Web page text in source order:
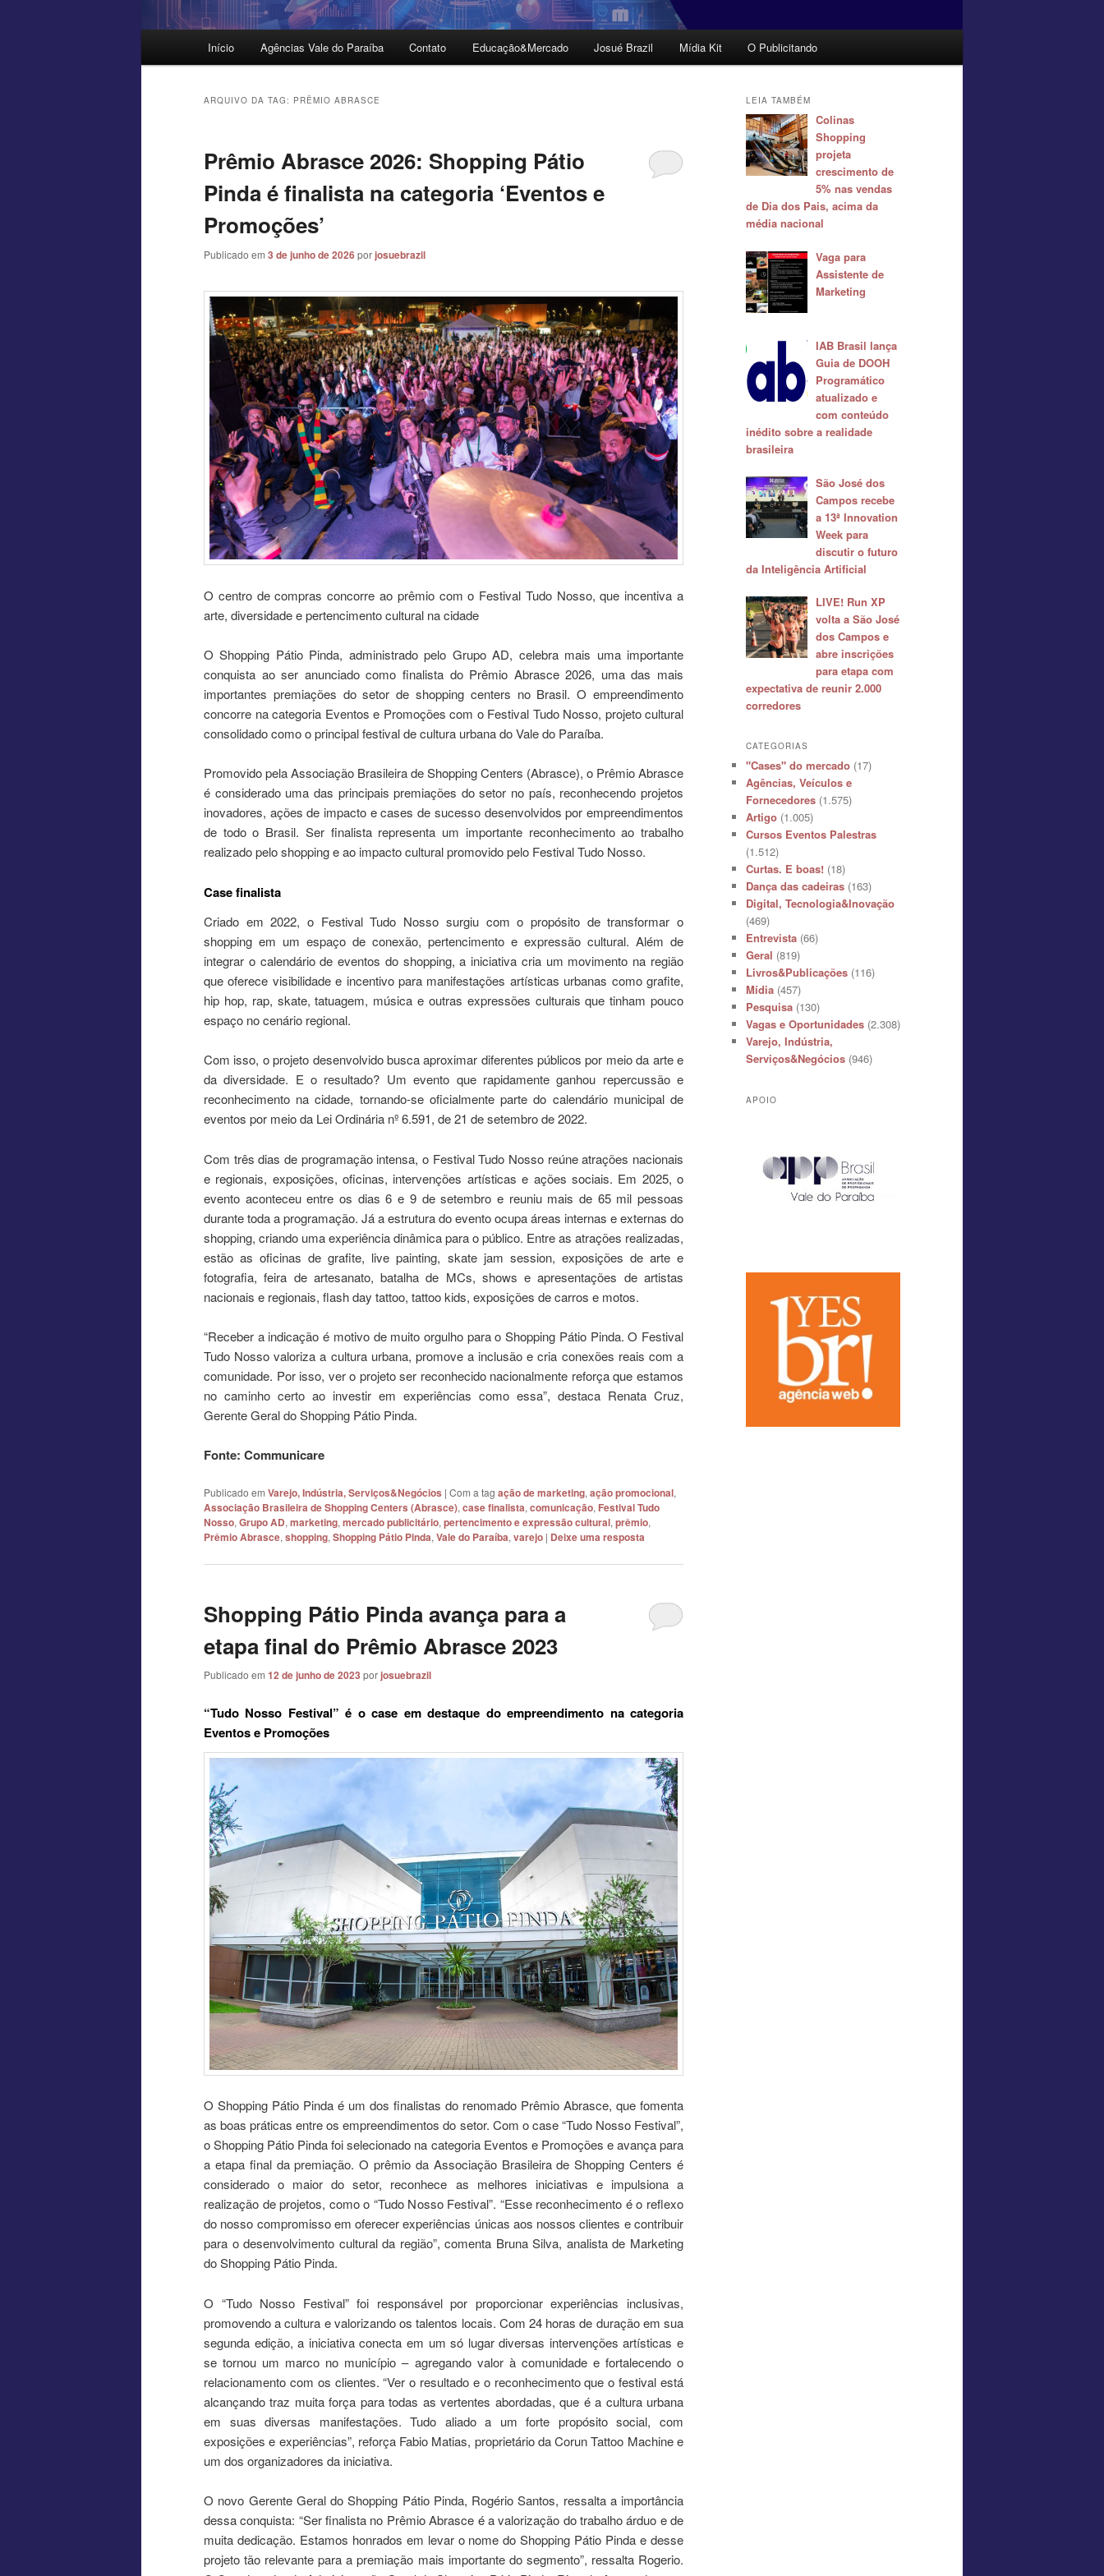
Início Agências Vale do Paraíba Contato Educação&Mercado Josué Brazil Mídia Kit O Publicitando
ARQUIVO DA TAG: PRÊMIO ABRASCE
Prêmio Abrasce 2026: Shopping Pátio
Pinda é finalista na categoria ‘Eventos e
Promoções’
Publicado em 3 de junho de 2026porjosuebrazil
O centro de compras concorre ao prêmio com o Festival Tudo Nosso, que incentiva a
arte, diversidade e pertencimento cultural na cidade
O Shopping Pátio Pinda, administrado pelo Grupo AD, celebra mais uma importante
conquista ao ser anunciado como finalista do Prêmio Abrasce 2026, uma das mais
importantes premiações do setor de shopping centers no Brasil. O empreendimento
concorre na categoria Eventos e Promoções com o Festival Tudo Nosso, projeto cultural
consolidado como o principal festival de cultura urbana do Vale do Paraíba.
Promovido pela Associação Brasileira de Shopping Centers (Abrasce), o Prêmio Abrasce
é considerado uma das principais premiações do setor no país, reconhecendo projetos
inovadores, ações de impacto e cases de sucesso desenvolvidos por empreendimentos
de todo o Brasil. Ser finalista representa um importante reconhecimento ao trabalho
realizado pelo shopping e ao impacto cultural promovido pelo Festival Tudo Nosso.
Case finalista
Criado em 2022, o Festival Tudo Nosso surgiu com o propósito de transformar o
shopping em um espaço de conexão, pertencimento e expressão cultural. Além de
integrar o calendário de eventos do shopping, a iniciativa cria um movimento na região
que oferece visibilidade e incentivo para manifestações artísticas urbanas como grafite,
hip hop, rap, skate, tatuagem, música e outras expressões culturais que tinham pouco
espaço no cenário regional.
Com isso, o projeto desenvolvido busca aproximar diferentes públicos por meio da arte e
da diversidade. E o resultado? Um evento que rapidamente ganhou repercussão e
reconhecimento na cidade, tornando-se oficialmente parte do calendário municipal de
eventos por meio da Lei Ordinária nº 6.591, de 21 de setembro de 2022.
Com três dias de programação intensa, o Festival Tudo Nosso reúne atrações nacionais
e regionais, exposições, oficinas, intervenções artísticas e ações sociais. Em 2025, o
evento aconteceu entre os dias 6 e 9 de setembro e reuniu mais de 65 mil pessoas
durante toda a programação. Já a estrutura do evento ocupa áreas internas e externas do
shopping, criando uma experiência dinâmica para o público. Entre as atrações realizadas,
estão as oficinas de grafite, live painting, skate jam session, exposições de arte e
fotografia, feira de artesanato, batalha de MCs, shows e apresentações de artistas
nacionais e regionais, flash day tattoo, tattoo kids, exposições de carros e motos.
“Receber a indicação é motivo de muito orgulho para o Shopping Pátio Pinda. O Festival
Tudo Nosso valoriza a cultura urbana, promove a inclusão e cria conexões reais com a
comunidade. Por isso, ver o projeto ser reconhecido nacionalmente reforça que estamos
no caminho certo ao investir em experiências como essa”, destaca Renata Cruz,
Gerente Geral do Shopping Pátio Pinda.
Fonte: Communicare
Publicado em Varejo, Indústria, Serviços&Negócios | Com a tag ação de marketing, ação promocional,
Associação Brasileira de Shopping Centers (Abrasce), case finalista, comunicação, Festival Tudo
Nosso, Grupo AD, marketing, mercado publicitário, pertencimento e expressão cultural, prêmio,
Prêmio Abrasce, shopping, Shopping Pátio Pinda, Vale do Paraíba, varejo | Deixe uma resposta
Shopping Pátio Pinda avança para a
etapa final do Prêmio Abrasce 2023
Publicado em 12 de junho de 2023 porjosuebrazil
“Tudo Nosso Festival” é o case em destaque do empreendimento na categoria
Eventos e Promoções
O Shopping Pátio Pinda é um dos finalistas do renomado Prêmio Abrasce, que fomenta
as boas práticas entre os empreendimentos do setor. Com o case “Tudo Nosso Festival”,
o Shopping Pátio Pinda foi selecionado na categoria Eventos e Promoções e avança para
a etapa final da premiação. O prêmio da Associação Brasileira de Shopping Centers é
considerado o maior do setor, reconhece as melhores iniciativas e impulsiona a
realização de projetos, como o “Tudo Nosso Festival”. “Esse reconhecimento é o reflexo
do nosso compromisso em oferecer experiências únicas aos nossos clientes e contribuir
para o desenvolvimento cultural da região”, comenta Bruna Silva, analista de Marketing
do Shopping Pátio Pinda.
O “Tudo Nosso Festival” foi responsável por proporcionar experiências inclusivas,
promovendo a cultura e valorizando os talentos locais. Com 24 horas de duração em sua
segunda edição, a iniciativa conecta em um só lugar diversas intervenções artísticas e
se tornou um marco no município – agregando valor à comunidade e fortalecendo o
relacionamento com os clientes. “Ver o resultado e o reconhecimento que o festival está
alcançando traz muita força para todas as vertentes abordadas, que é a cultura urbana
em suas diversas manifestações. Tudo aliado a um forte propósito social, com
exposições e experiências”, reforça Fabio Matias, proprietário da Corun Tattoo Machine e
um dos organizadores da iniciativa.
O novo Gerente Geral do Shopping Pátio Pinda, Rogério Santos, ressalta a importância
dessa conquista: “Ser finalista no Prêmio Abrasce é a valorização do trabalho árduo e de
muita dedicação. Estamos honrados em levar o nome do Shopping Pátio Pinda e desse
projeto tão relevante para a premiação mais importante do segmento”, ressalta Rogerio.
LEIA TAMBÉM
Colinas
Shopping
projeta
crescimento de
5% nas vendas
de Dia dos Pais, acima da
média nacional
Vaga para
Assistente de
Marketing
IAB Brasil lança
Guia de DOOH
Programático
atualizado e
com conteúdo
inédito sobre a realidade
brasileira
São José dos
Campos recebe
a 13ª Innovation
Week para
discutir o futuro
da Inteligência Artificial
LIVE! Run XP
volta a São José
dos Campos e
abre inscrições
para etapa com
expectativa de reunir 2.000
corredores
CATEGORIAS
"Cases" do mercado (17)
Agências, Veículos e
Fornecedores (1.575)
Artigo (1.005)
Cursos Eventos Palestras
(1.512)
Curtas. E boas! (18)
Dança das cadeiras (163)
Digital, Tecnologia&Inovação
(469)
Entrevista (66)
Geral (819)
Livros&Publicações (116)
Mídia (457)
Pesquisa (130)
Vagas e Oportunidades (2.308)
Varejo, Indústria,
Serviços&Negócios (946)
APOIO